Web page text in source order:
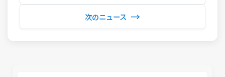
次のニュース →